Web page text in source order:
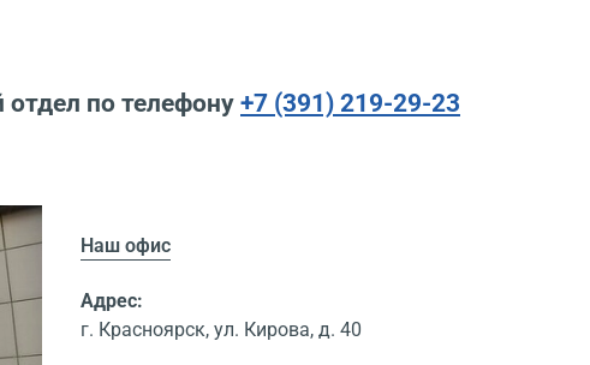
по телефону +7 (391) 219-29-23
Наш офис
Адрес:
г. Красноярск, ул. Кирова, д. 40